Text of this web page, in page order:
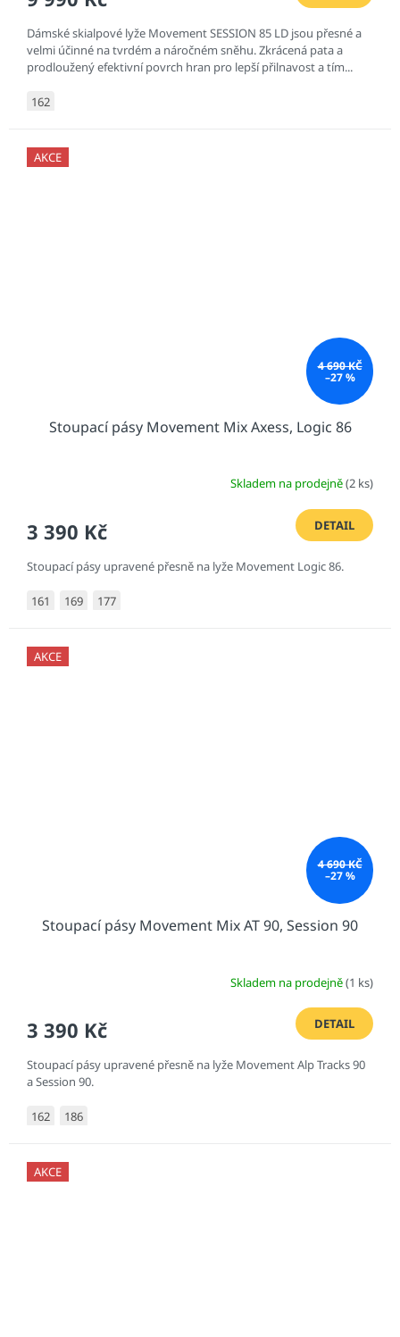
Dámské skialpové lyže Movement SESSION 85 LD jsou přesné a
velmi účinné na tvrdém a náročném sněhu. Zkrácená pata a
prodloužený efektivní povrch hran pro lepší přilnavost a tím...
162
AKCE
4 690 KČ
–27 %
Stoupací pásy Movement Mix Axess, Logic 86
Skladem na prodejně(2 ks)
3 390 Kč DETAIL
Stoupací pásy upravené přesně na lyže Movement Logic 86.
161 169 177
AKCE
4 690 KČ
–27 %
Stoupací pásy Movement Mix AT 90, Session 90
Skladem na prodejně(1 ks)
3 390 Kč DETAIL
Stoupací pásy upravené přesně na lyže Movement Alp Tracks 90
a Session 90.
162 186
AKCE